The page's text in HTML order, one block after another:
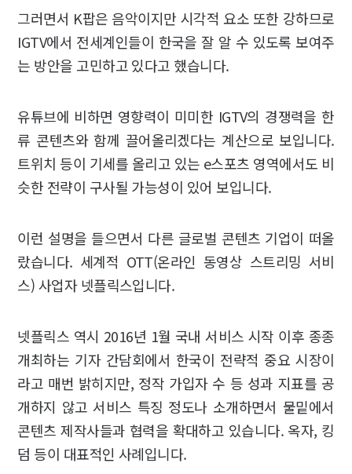
그러면서 K팝은 음악이지만 시각적 요소 또한 강하므로
IGTV에서 전세계인들이 한국을 잘 알 수 있도록 보여주
는 방안을 고민하고 있다고 했습니다.
유튜브에 비하면 영향력이 미미한 IGTV의 경쟁력을 한
류 콘텐츠와 함께 끌어올리겠다는 계산으로 보입니다.
트위치 등이 기세를 올리고 있는 e스포츠 영역에서도 비
슷한 전략이 구사될 가능성이 있어 보입니다.
이런 설명을 들으면서 다른 글로벌 콘텐츠 기업이 떠올
랐습니다. 세계적 OTT(온라인 동영상 스트리밍 서비
스) 사업자 넷플릭스입니다.
넷플릭스 역시 2016년 1월 국내 서비스 시작 이후 종종
개최하는 기자 간담회에서 한국이 전략적 중요 시장이
라고 매번 밝히지만, 정작 가입자 수 등 성과 지표를 공
개하지 않고 서비스 특징 정도나 소개하면서 물밑에서
콘텐츠 제작사들과 협력을 확대하고 있습니다. 옥자, 킹
덤 등이 대표적인 사례입니다.